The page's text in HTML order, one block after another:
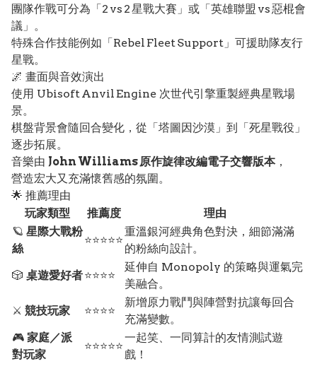
團隊作戰可分為「2 vs 2 星戰大賽」或「英雄聯盟 vs 惡棍會
議」。
特殊合作技能例如「Rebel Fleet Support」可援助隊友行
星戰。
🌌 畫面與音效演出
使用 Ubisoft Anvil Engine 次世代引擎重製經典星戰場
景。
棋盤背景會隨回合變化，從「塔圖因沙漠」到「死星戰役」
逐步拓展。
音樂由 John Williams 原作旋律改編電子交響版本，
營造宏大又充滿懷舊感的氛圍。
🌟 推薦理由
玩家類型
推薦度
理由
🪐 星際大戰粉
絲
⭐⭐⭐⭐⭐
重溫銀河經典角色對決，細節滿滿
的粉絲向設計。
🎲 桌遊愛好者⭐⭐⭐⭐
延伸自 Monopoly 的策略與運氣完
美融合。
⚔️ 競技玩家 ⭐⭐⭐⭐
新增原力戰鬥與陣營對抗讓每回合
充滿變數。
🎮 家庭／派
對玩家
⭐⭐⭐⭐⭐
一起笑、一同算計的友情測試遊
戲！